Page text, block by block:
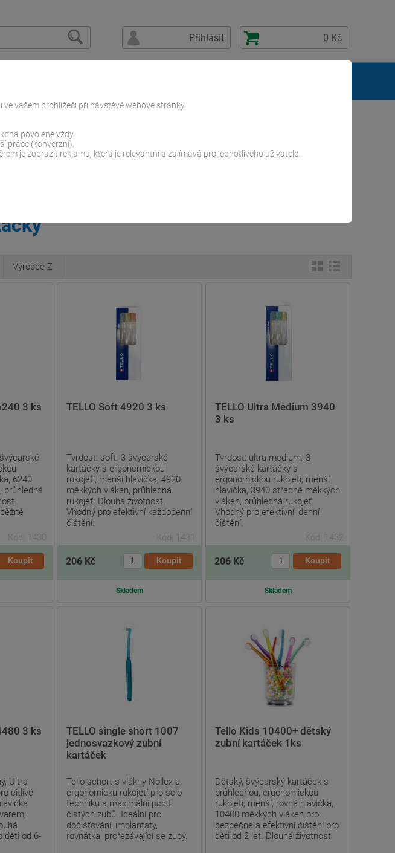
vašem prohlížeči při návštěvě webové stránky.
povolené vždy.
práce (konverzní).
je zobrazit reklamu, která je relevantní a zajímavá pro jednotlivého uživatele.
0 Kč
Přihlásit
Výrobce Z
3 ks
6240
průhledná
Kód: 1430
TELLO Soft 4920 3 ks
Tvrdost: soft. 3 švýcarské
kartáčky s ergonomickou
rukojetí, menší hlavička, 4920
měkkých vláken, průhledná
rukojeť. Dlouhá životnost.
Vhodný pro efektivní každodenní
čištění.
Kód: 1431
206 Kč
Skladem
TELLO Ultra Medium 3940
3 ks
Tvrdost: ultra medium. 3
švýcarské kartáčky s
ergonomickou rukojetí, menší
hlavička, 3940 středně měkkých
vláken, průhledná rukojeť.
Vhodný pro efektivní, denní
čištění.
Kód: 1432
206 Kč
Skladem
3 ks
Ultra
citlivé
děti od 6-
TELLO single short 1007
jednosvazkový zubní
kartáček
Tello schort s vlákny Nollex a
ergonomicku rukojetí pro solo
techniku a maximální pocit
čistých zubů. Ideální pro
dočišťování, implantáty,
rovnátka, prořezávající se zuby.
Tello Kids 10400+ dětský
zubní kartáček 1ks
Dětský, švýcarský kartáček s
průhlednou, ergonomickou
rukojetí, menší, rovná hlavička,
10400 měkkých vláken pro
bezpečné a efektivní čištění pro
děti od 2 let. Dlouhá životnost.